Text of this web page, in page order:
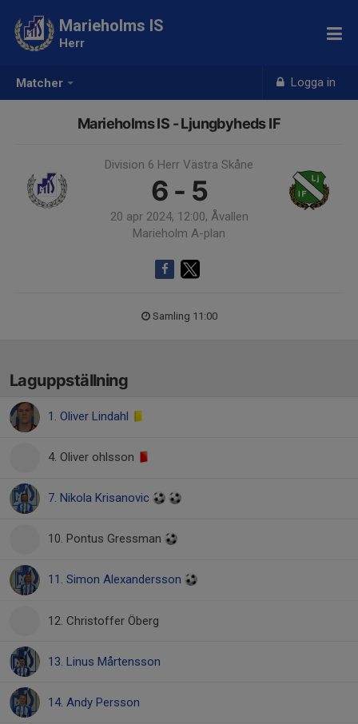
Matcher Logga in
Marieholms IS
Herr
Marieholms IS - Ljungbyheds IF
Division 6 Herr Västra Skåne
6 - 5
20 apr 2024, 12:00, Åvallen
Marieholm A-plan
Samling 11:00
Laguppställning
1. Oliver Lindahl
4. Oliver ohlsson
7. Nikola Krisanovic
10. Pontus Gressman
11. Simon Alexandersson
12. Christoffer Öberg
13. Linus Mårtensson
14. Andy Persson